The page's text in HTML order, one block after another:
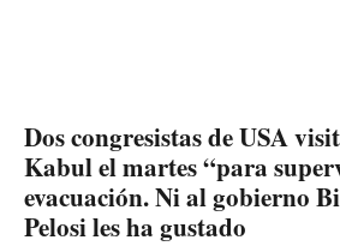
Dos congresistas de USA
Kabul el martes “para
evacuación. Ni al gobierno
Pelosi les ha gustado